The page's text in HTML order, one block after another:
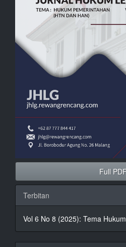
Full
Terbitan
Vol 6 No 8 (2025): Tema